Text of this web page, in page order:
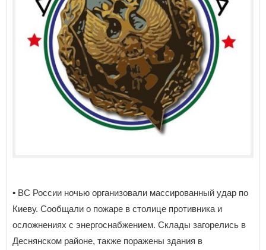
▪️ ВС России ночью организовали массированный удар по
Киеву. Сообщали о пожаре в столице противника и
осложнениях с энергоснабжением. Склады загорелись в
Деснянском районе, также поражены здания в